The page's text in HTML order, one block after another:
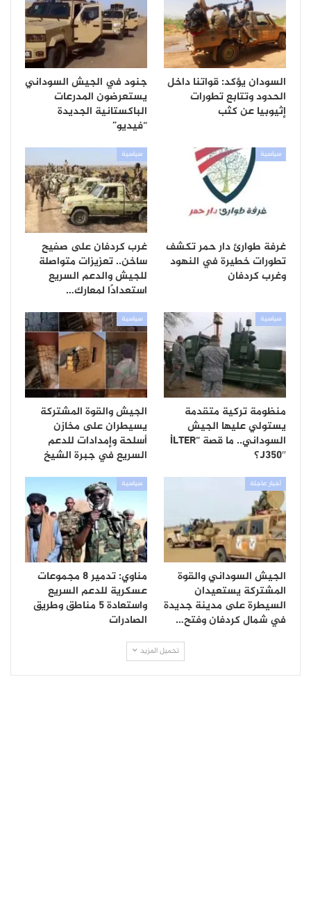
السودان يؤكد: قواتنا داخل
الحدود وتتابع تطورات
إثيوبيا عن كثب
جنود في الجيش السوداني
يستعرضون المدرعات
الباكستانية الجديدة
“فيديو”
سياسية
غرفة طوارئ دار حمر تكشف
تطورات خطيرة في النهود
وغرب كردفان
سياسية
غرب كردفان على صفيح
ساخن.. تعزيزات متواصلة
للجيش والدعم السريع
استعدادًا لمعارك…
سياسية
منظومة تركية متقدمة
يستولي عليها الجيش
السوداني.. ما قصة “İLTER
J350″؟
سياسية
الجيش والقوة المشتركة
يسيطران على مخازن
أسلحة وإمدادات للدعم
السريع في جبرة الشيخ
أخبار عاجلة
الجيش السوداني والقوة
المشتركة يستعيدان
السيطرة على مدينة جديدة
في شمال كردفان وفتح…
سياسية
مناوي: تدمير 8 مجموعات
عسكرية للدعم السريع
واستعادة 5 مناطق وطريق
الصادرات
تحميل المزيد